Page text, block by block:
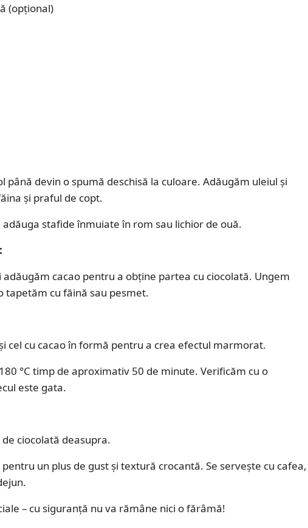
(opțional)
până devin o spumă deschisă la culoare. Adăugăm uleiul și
și praful de copt.
stafide înmuiate în rom sau lichior de ouă.
cacao pentru a obține partea cu ciocolată. Ungem
tapetăm cu făină sau pesmet.
cel cu cacao în formă pentru a crea efectul marmorat.
°C timp de aproximativ 50 de minute. Verificăm cu o
este gata.
ciocolată deasupra.
un plus de gust și textură crocantă. Se servește cu cafea,
– cu siguranță nu va rămâne nici o fărâmă!